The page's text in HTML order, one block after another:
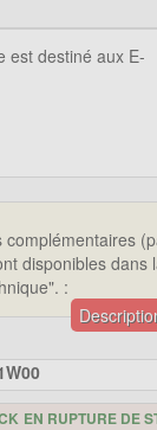
est destiné aux E-
complémentaires
disponibles dans
:
EN RUPTURE DE